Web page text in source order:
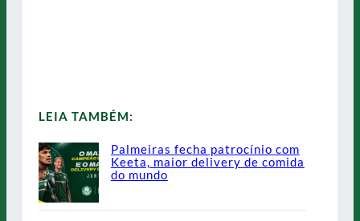
LEIA TAMBÉM:
Palmeiras fecha patrocínio com
Keeta, maior delivery de comida
do mundo